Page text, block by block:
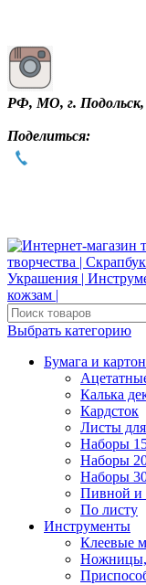
РФ, МО, г.
Поделиться:
Выбрать категорию
Бумага и картон
Калька
Кардсток
Листы
Наборы
Наборы
Наборы
Пивной и
По листу
Инструменты
Клеевые
Ножницы,